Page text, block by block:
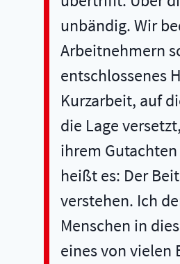
unbändig. Wir
Arbeitnehmern
entschlossenes
Kurzarbeit, auf
die Lage
ihrem
heißt es: Der
verstehen. Ich
Menschen in
eines von vielen